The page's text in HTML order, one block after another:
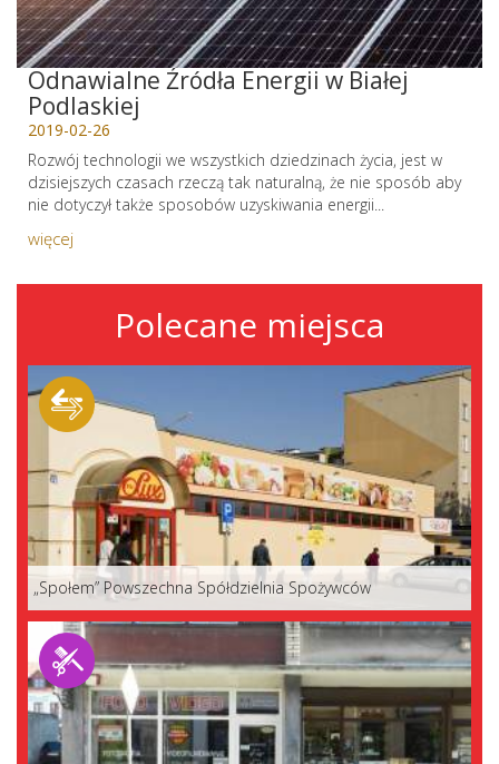
Odnawialne Źródła Energii w Białej
Podlaskiej
2019-02-26
Rozwój technologii we wszystkich dziedzinach życia, jest w
dzisiejszych czasach rzeczą tak naturalną, że nie sposób aby
nie dotyczył także sposobów uzyskiwania energii...
więcej
Polecane miejsca
„Społem” Powszechna Spółdzielnia Spożywców